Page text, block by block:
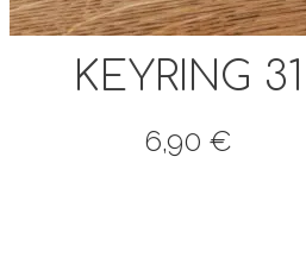
KEYRING 31
6,90 €